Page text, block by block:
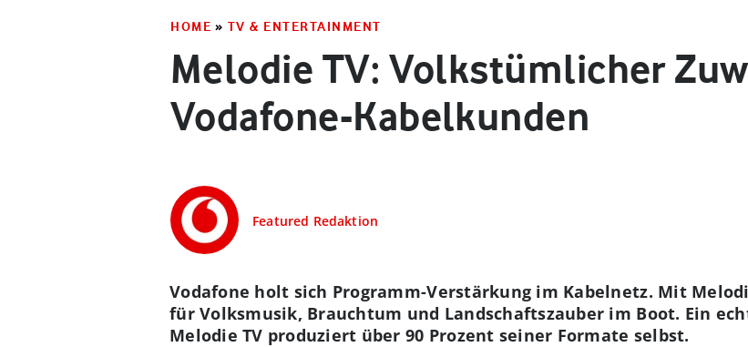
HOME » TV & ENTERTAINMENT
Melodie TV: Volkstümlicher
Vodafone-Kabelkunden
Featured Redaktion
Vodafone holt sich Programm-Verstärkung im Kabelnetz. Mit
für Volksmusik, Brauchtum und Landschaftszauber im Boot. Ein
Melodie TV produziert über 90 Prozent seiner Formate selbst.